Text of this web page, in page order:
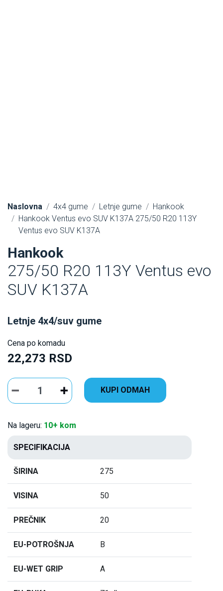
Naslovna 4x4 gume Letnje gume
Hankook
Hankook Ventus evo SUV K137A 275/50 R20 113Y
Ventus evo SUV K137A
Hankook
275/50 R20 113Y Ventus evo
SUV K137A
Letnje 4x4/suv gume
Cena po komadu
22,273 RSD
KUPI ODMAH
Na lageru: 10+ kom
SPECIFIKACIJA
ŠIRINA 275
VISINA 50
PREČNIK 20
EU-POTROŠNJA B
EU-WET GRIP A